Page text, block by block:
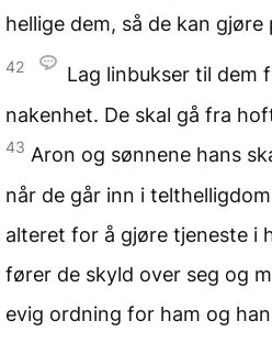
hellige dem, så de kan
42
Lag linbukser til dem
nakenhet. De skal gå fra
43 Aron og sønnene hans
når de går inn i
alteret for å gjøre tjeneste i
fører de skyld over seg og
evig ordning for ham og